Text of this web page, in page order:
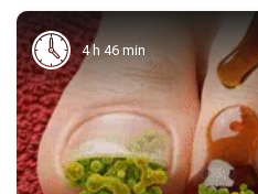
4 h 46 min